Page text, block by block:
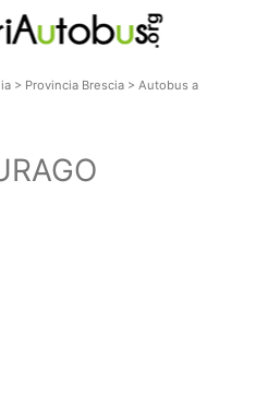
> Provincia Brescia >Autobus a